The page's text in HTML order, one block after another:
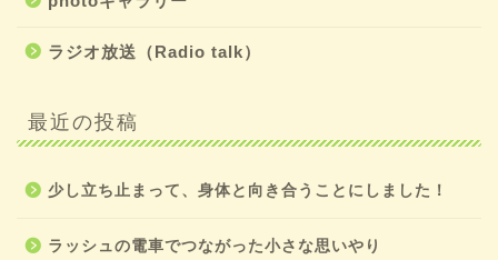
ラジオ放送（Radio talk）
最近の投稿
少し立ち止まって、身体と向き合うことにしました！
ラッシュの電車でつながった小さな思いやり